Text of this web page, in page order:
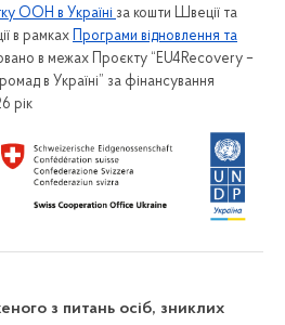
ООН в Україні за кошти Швеції та
в рамках Програми відновлення та
в межах Проєкту “EU4Recovery –
в Україні” за фінансування
рік
з питань осіб, зниклих